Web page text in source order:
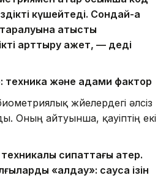
күшейтеді. Сондай-ақ
қатысты
арттыру қажет, — деді
техника және адами фактор
жүйелердегі әлсіз
Оның айтуынша, қауіптің екі
сипаттағы қатер.
«алдау»: саусақ ізін